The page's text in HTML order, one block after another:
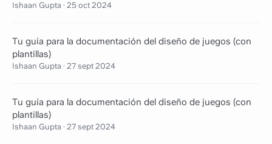
Ishaan Gupta · 25 oct 2024
Tu guía para la documentación del diseño de juegos (con
plantillas)
Ishaan Gupta · 27 sept 2024
Tu guía para la documentación del diseño de juegos (con
plantillas)
Ishaan Gupta · 27 sept 2024